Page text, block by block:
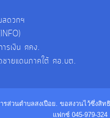
ดวกฯ
รเงิน ศคง.
ชายแดนภาคใต้ ศอ.บต.
ส่วนตำบลสงเปือย. ขอสงวนไว้ซึ่งสิ
แฟกซ์ 045-979-